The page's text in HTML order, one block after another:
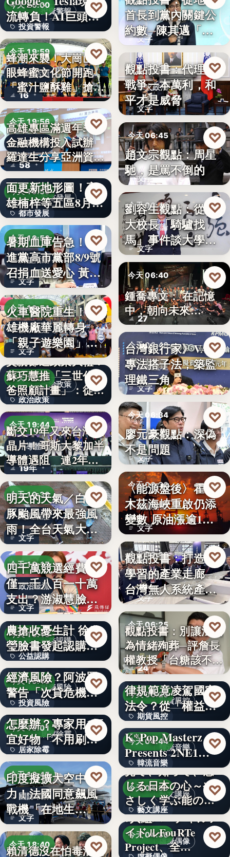
投資警報
今天 20:00
投資警報
文字
流轉負！AI巨頭…
♡
今天 19:59
農業活動
16
蜂潮來襲！大崗山龍
眼蜂蜜文化節開跑
「蜜汁鹽酥雞」搶先
爆…
♡
今天 19:56
金融政策
58
高雄專區滿週年58家
金融機構投入試辦
羅達生分享亞洲資
產…
♡
都市發展
今天 19:55
都市發展
文字
二十多年來首次全
面更新地形圖！高
雄楠梓等五區8月20
日上…
♡
今天 19:53
公益活動
文字
暑期血庫告急！民
進黨高市黨部8/9號
召捐血送愛心 黃
捷、…
♡
今天 19:51
親子旅遊
文字
火車醫院重生！高
雄機廠華麗轉身
「親子遊樂園」
開幕首日…
♡
政治政策
今天 19:49
政治政策
50%
父親節送政策大禮！
蘇巧慧推「三世代爸
爸照顧計畫」：從準
爸…
♡
今天 19:44
半導體
19年
斷交19年又來台灣找
晶片！哥斯大黎加半
導體遇阻 連2年
參…
♡
今天 19:38
颱風動態
文字
明天的天氣／白海
豚颱風帶來最強風
雨！全台天氣大轉
變「豪雨…
♡
今天 19:17
政治金流
文字
四千萬競選經費，
僅一千八百一十萬
支出？游淑慧臉書
追問鄭：…
♡
公益認購
今天 19:15
公益認購
文字
颱風來襲 五峰鄉果
農搶收憂生計 徐欣
瑩臉書發起認購水
梨行…
♡
投資風險
今天 19:10
投資風險
文字
AI投資恐成下一個
經濟風險？阿波羅
警告「次貸危機
式」逆轉…
♡
居家除霉
今天 19:01
居家除霉
文字
牆壁反覆潮濕發霉
怎麼辦？專家用1便
宜好物「不用刷清
除陳年…
♡
今天 18:45
國防軍購
文字
印度擬擴大空中戰
力！法國同意飆風
戰機「在地生
產」，機隊規…
♡
今天 18:40
賴清德沒在怕毒油案
♡
政治分析
文字
首長到黨內關鍵公
約數─陳其邁「被
組閣」背…
今天 06:50
軍火政治
文字
觀點投書：代理人
戰爭一本萬利，和
平才是威脅
♡
今天 06:45
文化評論
文字
趙文宗觀點：周星
馳，是罵不倒的
♡
今天 06:42
教育評論
文字
劉容生觀點：從清
大校長「騎驢找
馬」事件談大學治
理與領導倫…
♡
今天 06:40
劇場隨筆
27
鍾喬專文： 在記憶
中，朝向未來…
♡
今天 06:40
金融監理
文字
台灣銀行家》VASP
專法搭子法，築監
理鐵三角
♡
今天 06:34
法律觀點
文字
廖元豪觀點：深偽
不是問題
♡
今天 06:30
能源財經
文字
〈能源盤後〉霍爾
木茲海峽重啟仍添
變數 原油漲逾1%
但周…
♡
今天 06:30
產業戰略
文字
觀點投書：打造會
學習的產業走廊─
台灣無人系統產業
需要的是…
♡
今天 06:25
食安法治
24
觀點投書：別讓法治
為情緒殉葬─評詹長
權教授「台糖該不該
通…
♡
期貨風控
今天 06:20
期貨風控
文字
觀點投書：公會自
律規範竟凌駕國家
法令？從「權益
數」定義看…
♡
韓流音樂
今天 04:44
韓流音樂
文字
K*Pop Masterz
Presents 2NE1…
♡
藝文講座
今天 04:39
藝文講座
1,000円
見て、知って、感
じる日本の心～や
さしく学ぶ能の世
界へ
♡
虛擬偶像
今天 04:36
7人組バーチャルア
イドルFouRTe
Project、全…
♡